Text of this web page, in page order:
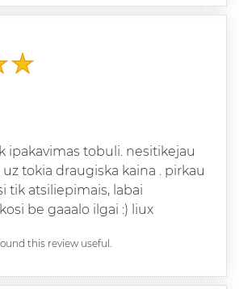
ipakavimas tobuli. nesitikejau
tokia draugiska kaina . pirkau
tik atsiliepimais, labai
be gaaalo ilgai :) liux
this review useful.